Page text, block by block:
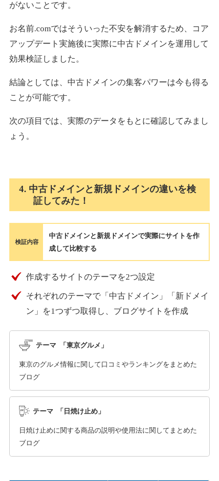
がないことです。
お名前.comではそういった不安を解消するため、コア
アップデート実施後に実際に中古ドメインを運用して
効果検証しました。
結論としては、中古ドメインの集客パワーは今も得る
ことが可能です。
次の項目では、実際のデータをもとに確認してみまし
ょう。
4. 中古ドメインと新規ドメインの違いを検
証してみた！
検証内容
中古ドメインと新規ドメインで実際にサイトを作
成して比較する
作成するサイトのテーマを2つ設定
それぞれのテーマで「中古ドメイン」「新ドメイ
ン」を1つずつ取得し、ブログサイトを作成
テーマ 「東京グルメ」
東京のグルメ情報に関して口コミやランキングをまとめた
ブログ
テーマ 「日焼け止め」
日焼け止めに関する商品の説明や使用法に関してまとめた
ブログ